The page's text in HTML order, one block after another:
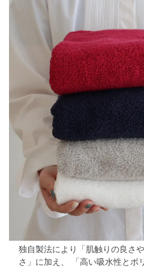
独自製法により「肌触りの良さ
さ」に加え、
「高い吸水性とボ